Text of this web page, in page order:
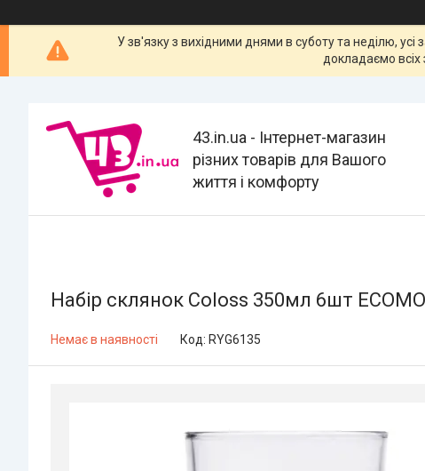
У зв'язку з вихідними днями в суботу та неділю,
докладаємо
43.in.ua - Інтернет-магазин
різних товарів для Вашого
життя і комфорту
Набір склянок Coloss 350мл 6шт ECOMO
Немає в наявності Код: RYG6135